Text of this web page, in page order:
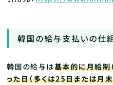
韓国の給与支払いの仕
韓国の給与は基本的に月給制
った日（多くは25日または月